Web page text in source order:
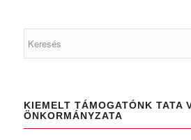
KIEMELT TÁMOGATÓNK TATA
ÖNKORMÁNYZATA